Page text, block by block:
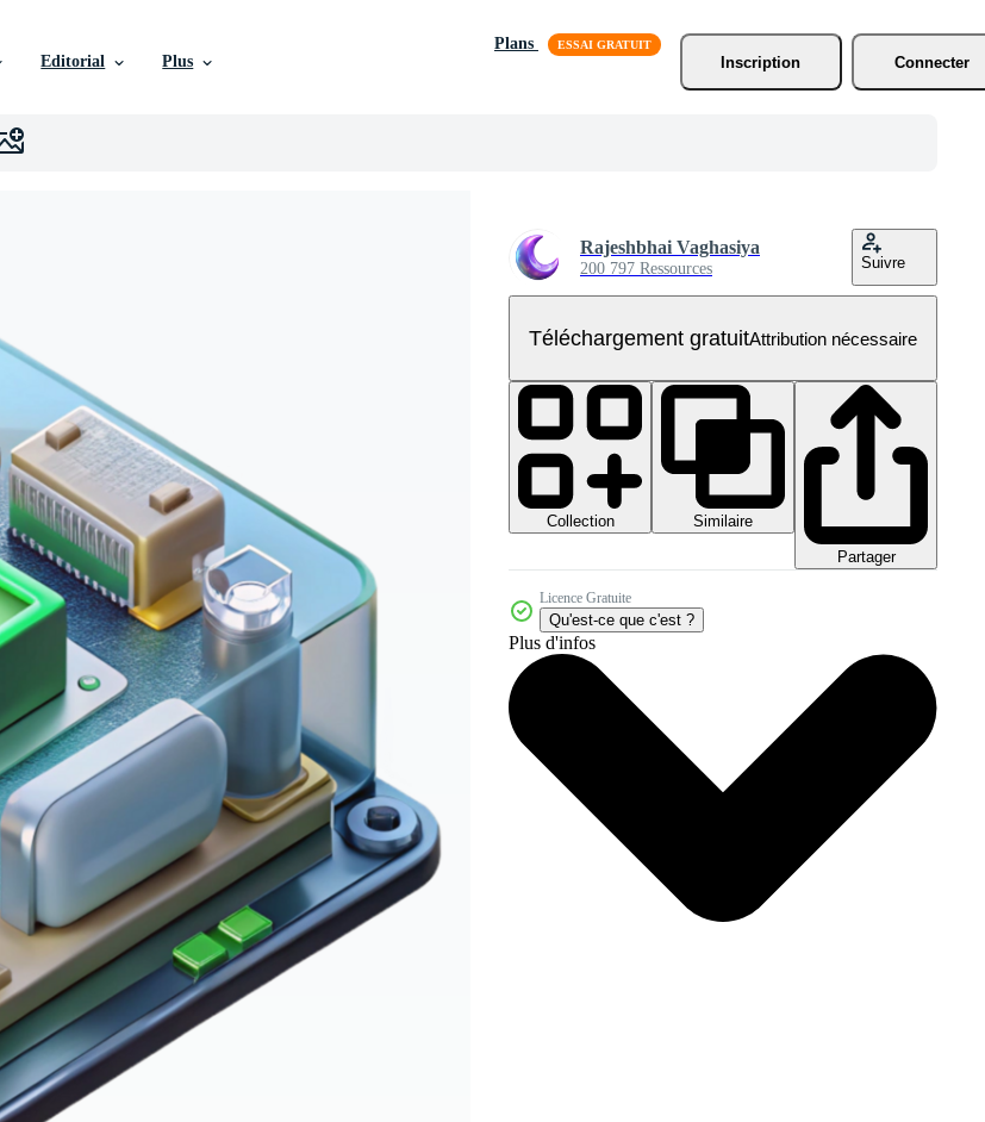
Editorial Plus
Plans
Inscription
Connecter
Rajeshbhai Vaghasiya
200 797 Ressources Suivre
Téléchargement gratuitAttribution nécessaire
Collection
Similaire
Partager
Licence Gratuite
Qu'est-ce que c'est ?
Plus d'infos